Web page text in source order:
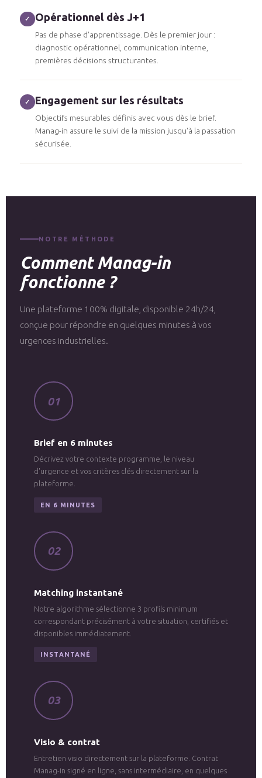
✓ Opérationnel dès J+1
Pas de phase d'apprentissage. Dès le premier jour :
diagnostic opérationnel, communication interne,
premières décisions structurantes.
✓ Engagement sur les résultats
Objectifs mesurables définis avec vous dès le brief.
Manag-in assure le suivi de la mission jusqu'à la passation
sécurisée.
NOTRE MÉTHODE
Comment Manag-in
fonctionne ?
Une plateforme 100% digitale, disponible 24h/24,
conçue pour répondre en quelques minutes à vos
urgences industrielles.
01
Brief en 6 minutes
Décrivez votre contexte programme, le niveau
d'urgence et vos critères clés directement sur la
plateforme.
EN 6 MINUTES
02
Matching instantané
Notre algorithme sélectionne 3 profils minimum
correspondant précisément à votre situation, certifiés et
disponibles immédiatement.
INSTANTANÉ
03
Visio & contrat
Entretien visio directement sur la plateforme. Contrat
Manag-in signé en ligne, sans intermédiaire, en quelques